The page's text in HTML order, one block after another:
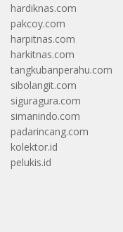
hardiknas.com
pakcoy.com
harpitnas.com
harkitnas.com
tangkubanperahu.com
sibolangit.com
siguragura.com
simanindo.com
padarincang.com
kolektor.id
pelukis.id